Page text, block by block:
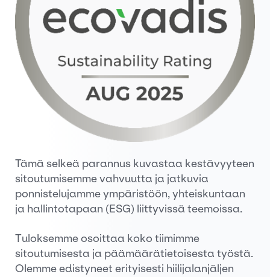
Tämä selkeä parannus kuvastaa kestävyyteen
sitoutumisemme vahvuutta ja jatkuvia
ponnistelujamme ympäristöön, yhteiskuntaan
ja hallintotapaan (ESG) liittyvissä teemoissa.
Tuloksemme osoittaa koko tiimimme
sitoutumisesta ja päämäärätietoisesta työstä.
Olemme edistyneet erityisesti hiilijalanjäljen